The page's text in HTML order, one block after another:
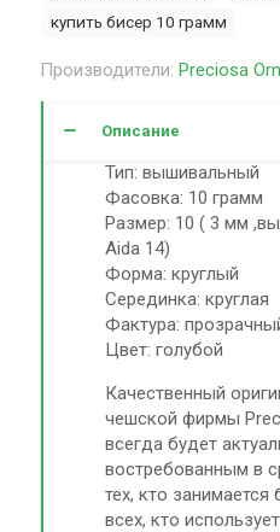
купить бисер 10 грамм
Производители: Preciosa
Описание
Тип: вышивальный
Фасовка: 10 грамм
Размер: 10 ( 3 мм
Aida 14)
Форма: круглый
Серединка: круглая
Фактура:
Цвет: голубой
Качественный
чешской фирмы
всегда будет
востребованным в
тех, кто занимается
всех, кто